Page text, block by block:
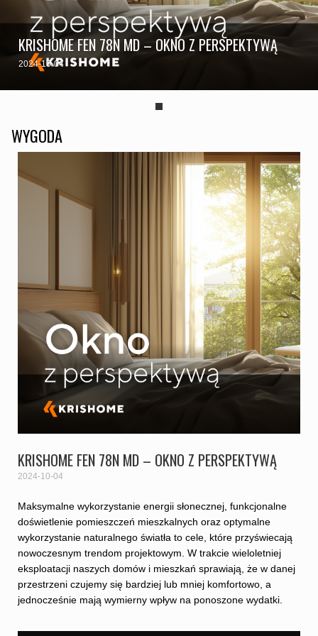
KRISHOME FEN 78N MD – OKNO Z PERSPEKTYWĄ
2024-10-04
WYGODA
KRISHOME FEN 78N MD – OKNO Z PERSPEKTYWĄ
2024-10-04
Maksymalne wykorzystanie energii słonecznej, funkcjonalne
doświetlenie pomieszczeń mieszkalnych oraz optymalne
wykorzystanie naturalnego światła to cele, które przyświecają
nowoczesnym trendom projektowym. W trakcie wieloletniej
eksploatacji naszych domów i mieszkań sprawiają, że w danej
przestrzeni czujemy się bardziej lub mniej komfortowo, a
jednocześnie mają wymierny wpływ na ponoszone wydatki.